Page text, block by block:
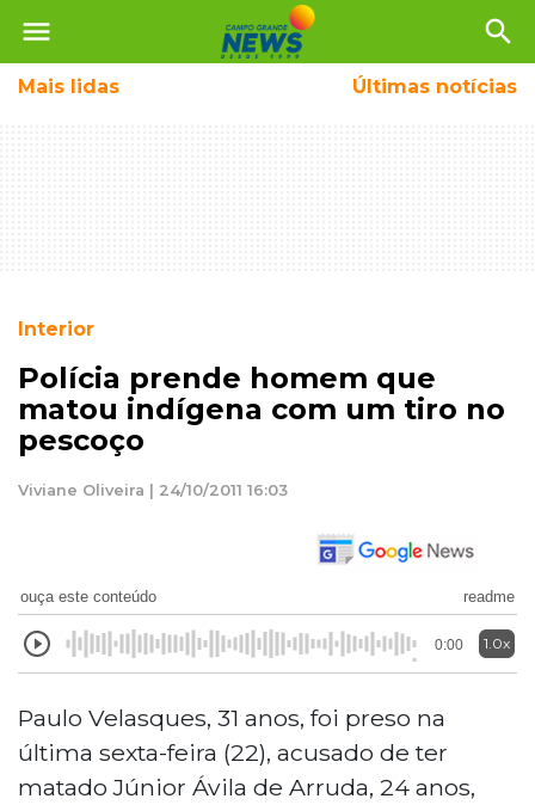
menu search
Mais lidas Últimas notícias
Interior
Polícia prende homem que
matou indígena com um tiro no
pescoço
Viviane Oliveira | 24/10/2011 16:03
ouça este conteúdo readme
0:00 1.0x
Paulo Velasques, 31 anos, foi preso na
última sexta-feira (22), acusado de ter
matado Júnior Ávila de Arruda, 24 anos,